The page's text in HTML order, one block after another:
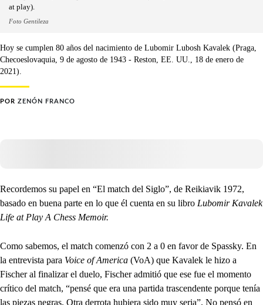
at play).
Foto Gentileza
Hoy se cumplen 80 años del nacimiento de Lubomir Lubosh Kavalek (Praga,
Checoeslovaquia, 9 de agosto de 1943 - Reston, EE. UU., 18 de enero de
2021).
POR ZENÓN FRANCO
Recordemos su papel en “El match del Siglo”, de Reikiavik 1972,
basado en buena parte en lo que él cuenta en su libro Lubomir Kavalek
Life at Play A Chess Memoir.
Como sabemos, el match comenzó con 2 a 0 en favor de Spassky. En
la entrevista para Voice of America (VoA) que Kavalek le hizo a
Fischer al finalizar el duelo, Fischer admitió que ese fue el momento
crítico del match, “pensé que era una partida trascendente porque tenía
las piezas negras. Otra derrota hubiera sido muy seria”. No pensó en